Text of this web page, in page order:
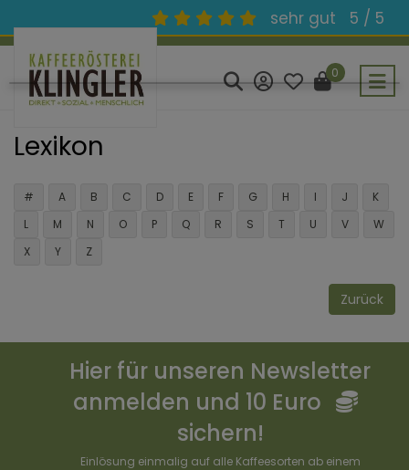
sehr gut 5 / 5
0
Lexikon
# A B C D E F G H I J
K
L
M N O P Q R S T U V
W
X
Y Z
Zurück
Hier für unseren Newsletter
anmelden und 10 Euro
sichern!
Einlösung einmalig auf alle Kaffeesorten ab einem